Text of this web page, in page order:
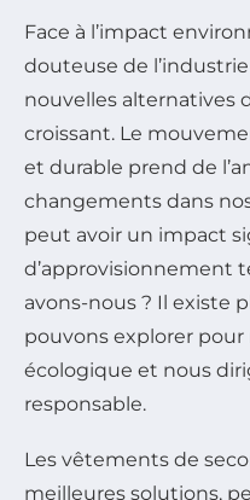
Face à l’impact
douteuse de
nouvelles alternatives
croissant. Le
et durable prend de
changements dans
peut avoir un impact
d’approvisionnement
avons-nous ? Il existe
pouvons explorer
écologique et nous
responsable.
Les vêtements de
meilleures solutions,